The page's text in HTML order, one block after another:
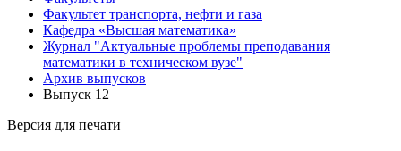
Факультет транспорта, нефти и газа
Кафедра «Высшая математика»
Журнал "Актуальные проблемы преподавания
математики в техническом вузе"
Архив выпусков
Выпуск 12
Версия для печати